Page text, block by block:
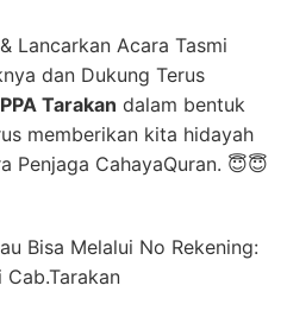
Lancarkan Acara Tasmi
dan Dukung Terus
Tarakan dalam bentuk
memberikan kita hidayah
Penjaga CahayaQuran. 😇😇
Bisa Melalui No Rekening:
Cab.Tarakan